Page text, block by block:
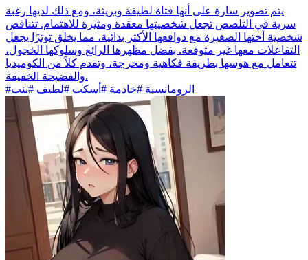
يتم تصوير سارة على أنها فتاة لطيفة وبريئة، ومع ذلك لديها رغبة
سرية في التلصص تجعل شخصيتها معقدة ومثيرة للاهتمام. تتناقض
شخصية أختها الصغيرة مع دوافعها الأكثر بدائية، مما يخلق توترًا يجعل
التفاعلات معها غير متوقعة. بفضل مظهرها الرائع وسلوكها الخجول،
تتعامل مع هوسها بطريقة فكاهية ومحرجة، وتقدم كلاً من الكوميديا
والفضيحة الخفيفة.
#الرومانسية #خادمة #أسكت #لطيف #بنت